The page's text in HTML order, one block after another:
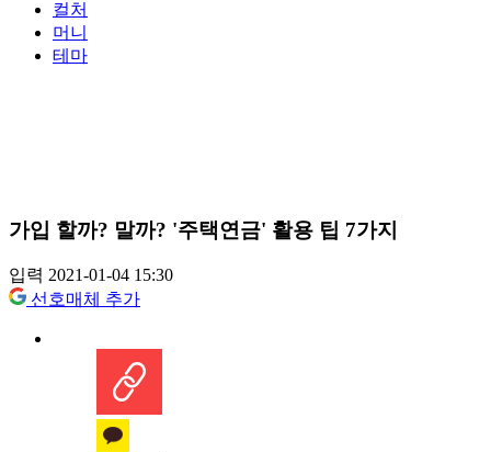
컬처
머니
테마
가입 할까? 말까? '주택연금' 활용 팁 7가지
입력 2021-01-04 15:30
선호매체 추가